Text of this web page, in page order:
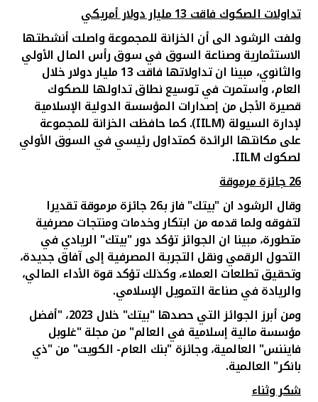
تداولات الصكوك فاقت 13 مليار دولار أمريكي
ولفت الرشود الى أن الخزانة للمجموعة واصلت أنشطتها
الاستثمارية وصناعة السوق في سوق رأس المال الأولي
والثانوي، مبينا ان تداولاتها فاقت 13 مليار دولار خلال
العام، واستمرت في توسيع نطاق تداولها للصكوك
قصيرة الأجل من إصدارات المؤسسة الدولية الإسلامية
لإدارة السيولة (IILM). كما حافظت الخزانة للمجموعة
على مكانتها الرائدة كمتداول رئيسي في السوق الأولي
لصكوكIILM
.
26 جائزة مرموقة
وقال الرشود ان "بيتك" فاز بـ26 جائزة مرموقة تقديرا
لتفوقه ولما قدمه من ابتكار وخدمات ومنتجات مصرفية
متطورة، مبينا ان الجوائز تؤكد دور "بيتك" الريادي في
التحول الرقمي ونقل التجربـة المصرفية إلى آفاق جديدة،
وتحقيق تطلعات العملاء، وكذلك تؤكد قوة الأداء المالي،
والريادة في صناعة التمويل الإسلامي.
ومن أبرز الجوائز التي حصدها "بيتك" خلال 2023، "أفضل
مؤسسة مالية إسلامية في العالم" من مجلة "غلوبل
فايننس" العالمية، وجائزة "بنك العام- الكويت" من "ذي
بانكر" العالمية.
شكر وثناء